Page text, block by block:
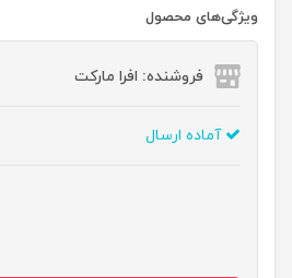
ویژگی‌های محصول
فروشنده: افرا مارکت
آماده ارسال